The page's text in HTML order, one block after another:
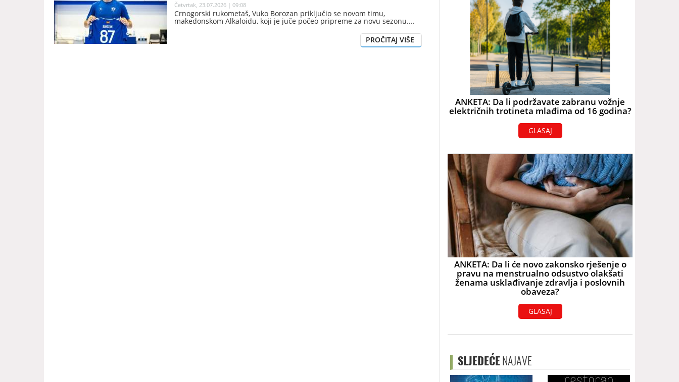
Četvrtak, 23.07.2026 | 09:08
Crnogorski rukometaš, Vuko Borozan priključio se novom timu,
makedonskom Alkaloidu, koji je juče počeo pripreme za novu sezonu.
ANKETA: Da li podržavate zabranu vožnje
električnih trotineta mlađima od 16 godina?
GLASAJ
ANKETA: Da li će novo zakonsko rješenje o
pravu na menstrualno odsustvo olakšati
ženama usklađivanje zdravlja i poslovnih
obaveza?
GLASAJ
SLJEDEĆENAJAVE